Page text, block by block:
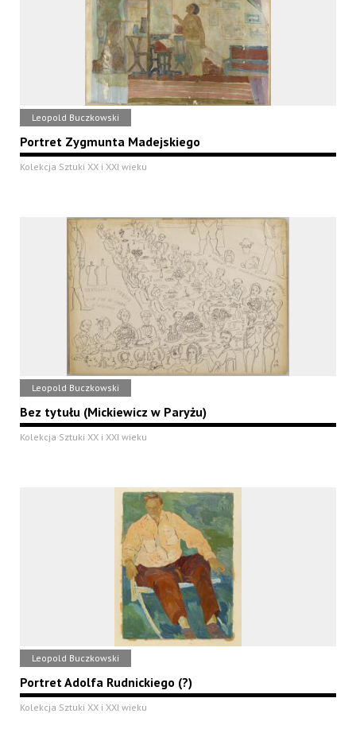
Leopold Buczkowski
Portret Zygmunta Madejskiego
Kolekcja Sztuki XX i XXI wieku
Leopold Buczkowski
Bez tytułu (Mickiewicz w Paryżu)
Kolekcja Sztuki XX i XXI wieku
Leopold Buczkowski
Portret Adolfa Rudnickiego (?)
Kolekcja Sztuki XX i XXI wieku